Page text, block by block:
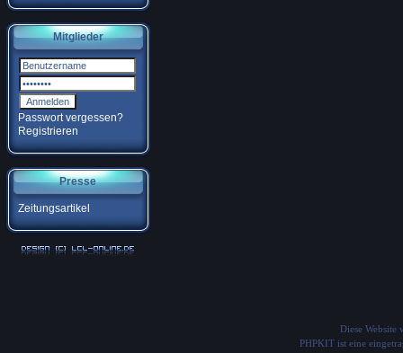
Mitglieder
Passwort vergessen?
Registrieren
Presse
Zeitungsartikel
Diese Website
PHPKIT ist eine